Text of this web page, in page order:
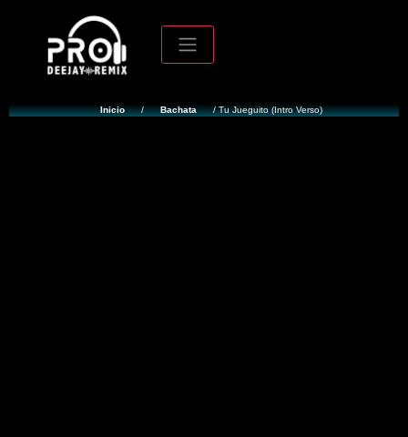
Inicio / Bachata / Tu Jueguito (Intro Verso)